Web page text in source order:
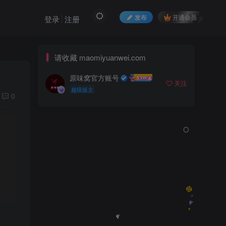
发布 开通会员
登录 注册
0
请收藏 maomiyuanwei.com
原味窝官方账号
超级版主
关注